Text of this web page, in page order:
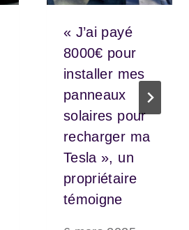
« J’ai payé
8000€ pour
installer mes
panneaux
solaires pour
recharger ma
Tesla », un
propriétaire
témoigne